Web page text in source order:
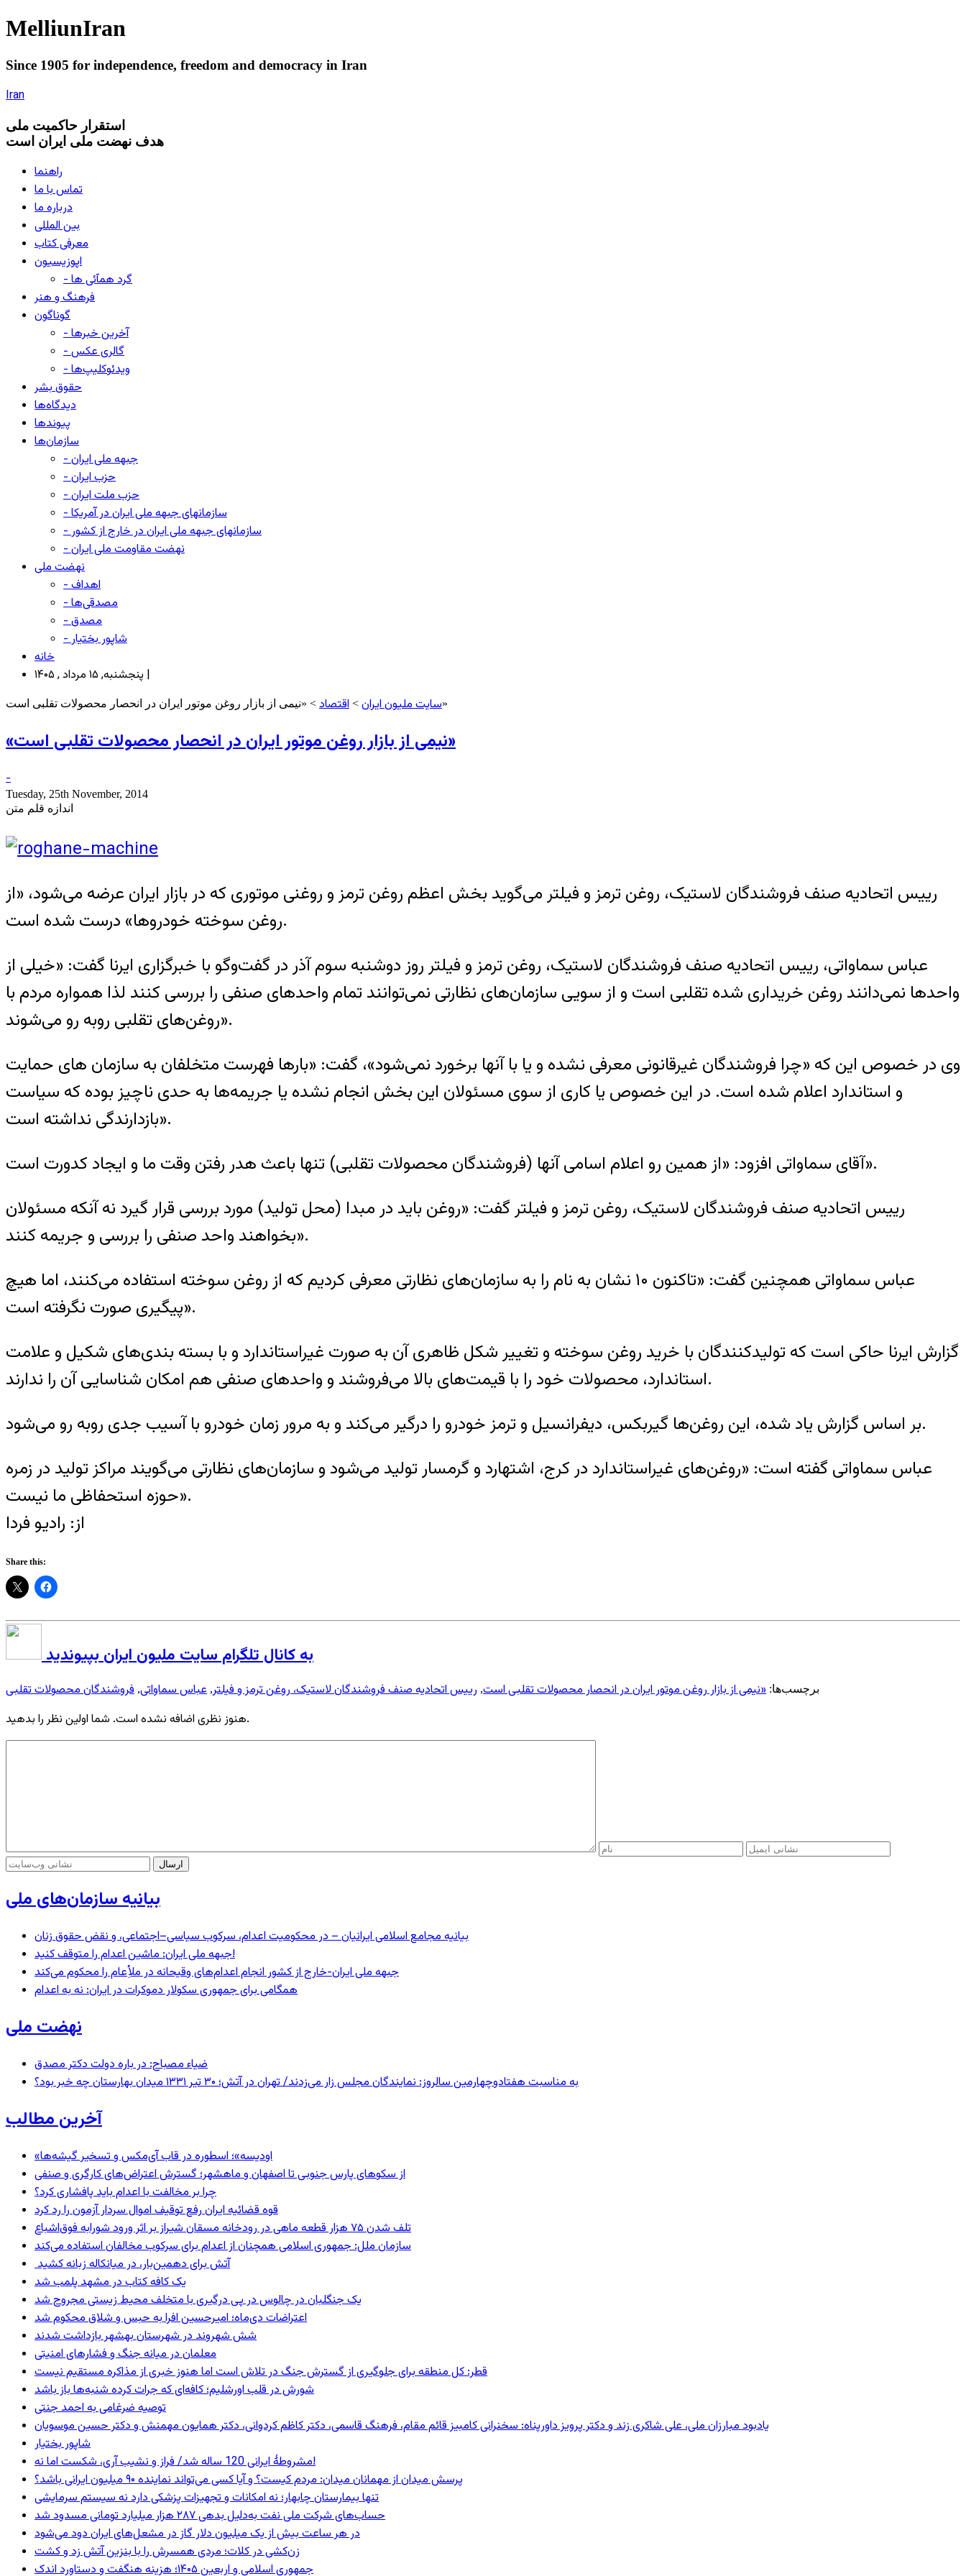
MelliunIran
Since 1905 for independence, freedom and democracy in Iran
Iran
استقرار حاکميت ملی
هدف نهضت ملی ایران است
راهنما
تماس با ما
درباره ما
بین المللی
معرفی کتاب
اپوزیسیون
- گرد همآئی ها
فرهنگ و هنر
گوناگون
- آخرین خبرها
- گالری عکس
- ویدئوکلیپ‌ها
حقوق بشر
دیدگاه‌ها
پیوندها
سازمان‌ها
- جبهه ملی ایران
- حزب ایران
- حزب ملت ایران
- سازمانهای جبهه ملی ایران در آمریکا
- سازمانهای جبهه ملی ایران در خارج از کشور
- نهضت مقاومت ملی ایران
نهضت ملی
- اهداف
- مصدقی‌ها
- مصدق
- شاپور بختیار
خانه
پنجشنبه, ۱۵ مرداد , ۱۴۰۵ |
سایت ملیون ایران > اقتصاد > «نيمی از بازار روغن موتور ايران در انحصار محصولات تقلبی است»
«نيمی از بازار روغن موتور ايران در انحصار محصولات تقلبی است»
-
Tuesday, 25th November, 2014
اندازه قلم متن
رييس اتحاديه صنف فروشندگان لاستيک، روغن ترمز و فيلتر می‌گويد بخش اعظم روغن ترمز و روغنی موتوری که در بازار ايران عرضه می‌شود، «از
روغن سوخته خودروها» درست شده است.
عباس سماواتی، رييس اتحاديه صنف فروشندگان لاستيک، روغن ترمز و فيلتر روز دوشنبه سوم آذر در گفت‌وگو با خبرگزاری ايرنا گفت: «خيلی از
واحد‌ها نمی‌دانند روغن خريداری شده تقلبی است و از سويی سازمان‌های نظارتی نمی‌توانند تمام واحدهای صنفی را بررسی کنند لذا همواره مردم با
روغن‌های تقلبی روبه رو می‌شوند».
وی در خصوص اين که «چرا فروشندگان غيرقانونی معرفی نشده و يا با آنها برخورد نمی‌شود»، گفت: «بارها فهرست متخلفان به سازمان های حمايت
و استاندارد اعلام شده است. در اين خصوص يا کاری از سوی مسئولان اين بخش انجام نشده يا جريمه‌ها به حدی ناچيز بوده که سياست
بازدارندگی نداشته است».
آقای سماواتی افزود: «از همين رو اعلام اسامی آنها (فروشندگان محصولات تقلبی) تنها باعث هدر رفتن وقت ما و ايجاد کدورت است».
رييس اتحاديه صنف فروشندگان لاستيک، روغن ترمز و فيلتر گفت: «روغن بايد در مبدا (محل توليد) مورد بررسی قرار گيرد نه آنکه مسئولان
بخواهند واحد صنفی را بررسی و جريمه کنند».
عباس سماواتی همچنين گفت: «تاکنون ۱۰ نشان به نام را به سازمان‌های نظارتی معرفی کرديم که از روغن سوخته استفاده می‌کنند، اما هيچ
پيگيری صورت نگرفته است».
گزارش ایرنا حاکی است که توليدکنندگان با خريد روغن سوخته و تغيير شکل ظاهری آن به صورت غيراستاندارد و با بسته بندی‌های شکيل و علامت
استاندارد، محصولات خود را با قيمت‌های بالا می‌فروشند و واحدهای صنفی هم امکان شناسايی آن را ندارند.
بر اساس گزارش یاد شده، اين روغن‌ها گيربکس، ديفرانسيل و ترمز خودرو را درگير می‌کند و به مرور زمان خودرو با آسيب جدی روبه رو می‌شود.
عباس سماواتی گفته است: «روغن‌های غيراستاندارد در کرج، اشتهارد و گرمسار توليد می‌شود و سازمان‌های نظارتی می‌گويند مراکز توليد در زمره
حوزه استحفاظی ما نيست».
از: راديو فردا
Share this:
به کانال تلگرام سایت ملیون ایران بپیوندید
برچسب‌ها: «نيمی از بازار روغن موتور ايران در انحصار محصولات تقلبی است, رييس اتحاديه صنف فروشندگان لاستيک، روغن ترمز و فيلتر, عباس سماواتی, فروشندگان محصولات تقلبی
هنوز نظری اضافه نشده است. شما اولین نظر را بدهید.
بیانیه سازمان‌های ملی
بیانیه مجامع اسلامی ایرانیان – در محکومیت اعدام، سرکوب سیاسی–اجتماعی، و نقض حقوق زنان
جبهه ملی ایران: ماشین اعدام را متوقف کنید!
جبهه ملی ایران-خارج از کشور انجام اعدام‌های وقیحانه در ملأِعام را محکوم می‌کند
همگامی برای جمهوری سکولار دموکرات در ایران: نه به اعدام
نهضت ملی
ضیاء مصباح: در باره دولت دکتر مصدق
به مناسبت هفتادوچهارمین سالروز: نمایندگان مجلس زار می‌زدند/ تهران در آتش؛ ۳۰ تیر ۱۳۳۱ میدان بهارستان چه خبر بود؟
آخرین مطالب
«اودیسه»؛ اسطوره در قاب آی‌مکس و تسخیر گیشه‌ها
از سکوهای پارس جنوبی تا اصفهان و ماهشهر؛ گسترش اعتراض‌های کارگری و صنفی
چرا بر مخالفت با اعدام باید پافشاری کرد؟
قوه قضائیه ایران رفع توقیف اموال سردار آزمون را رد کرد
تلف شدن ۷۵ هزار قطعه ماهی در رودخانه مسقان شیراز بر اثر ورود شورابه فوق‌اشباع
سازمان ملل: جمهوری اسلامی همچنان از اعدام برای سرکوب مخالفان استفاده می‌کند
آتش برای دهمین‌بار، در میانکاله زبانه کشید
یک کافه کتاب در مشهد پلمب شد
یک جنگلبان در چالوس در پی درگیری با متخلف محیط زیستی مجروح شد
اعتراضات دی‌ماه؛ امیرحسین افرا به حبس و شلاق محکوم شد
شش شهروند در شهرستان بهشهر بازداشت شدند
معلمان در میانه جنگ و فشارهای امنیتی
قطر: کل منطقه برای جلوگیری از گسترش جنگ در تلاش است اما هنوز خبری از مذاکره مستقیم نیست
شورش در قلب اورشلیم؛ کافه‌ای که جرات کرده شنبه‌ها باز باشد
توصیه ضرغامی به احمد جنتی
یادبود مبارزان ملی، علی شاکری زند و دکتر پرویز داورپناه: سخنرانی کامبیز قائم مقام، فرهنگ قاسمی، دکتر کاظم کردوانی، دکتر همایون مهمنش و دکتر حسین موسویان
شاپور بختیار
مشروطۀ ایرانی 120 ساله شد/ فراز و نشیب آری، شکست اما نه!
پرسش میدان از مهمانان میدان: مردم کیست؟ و آیا کسی می‌تواند نماینده ۹۰ میلیون ایرانی باشد؟
تنها بیمارستان چابهار؛ نه امکانات و تجهیزات پزشکی دارد نه سیستم سرمایشی
حساب‌های شرکت ملی نفت به‌دلیل بدهی ۲۸۷ هزار میلیارد تومانی مسدود شد
در هر ساعت بیش از یک میلیون دلار گاز در مشعل‌های ایران دود می‌شود
زن‌کشی در کلات؛ مردی همسرش را با بنزین آتش زد و کشت
جمهوری اسلامی و اربعین ۱۴۰۵؛ هزینه هنگفت و دستاورد اندک